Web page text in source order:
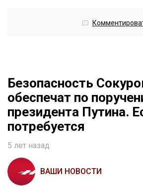
Безопасность
обеспечат по
президента Путина.
потребуется
5 лет назад
ВАШИ НОВОСТИ